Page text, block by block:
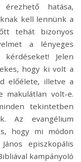
hatása,
kell lennünk a
tehát bizonyos
a lényeges
Jelen
hogy ki volt a
előélete, illetve a
makulátlan volt-e.
tekintetben
Az evangélium
hogy mi módon
episzkopális
kampányoló